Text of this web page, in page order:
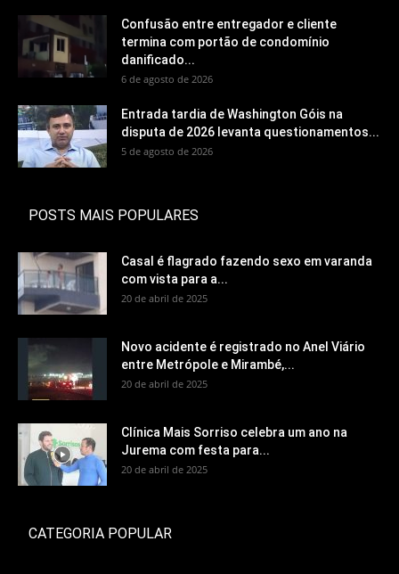
Confusão entre entregador e cliente
termina com portão de condomínio
danificado...
6 de agosto de 2026
Entrada tardia de Washington Góis na
disputa de 2026 levanta questionamentos...
5 de agosto de 2026
POSTS MAIS POPULARES
Casal é flagrado fazendo sexo em varanda
com vista para a...
20 de abril de 2025
Novo acidente é registrado no Anel Viário
entre Metrópole e Mirambé,...
20 de abril de 2025
Clínica Mais Sorriso celebra um ano na
Jurema com festa para...
20 de abril de 2025
CATEGORIA POPULAR